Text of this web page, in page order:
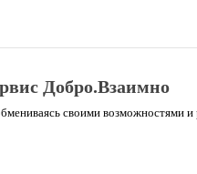
Добро.Взаимно
своими возможностями и